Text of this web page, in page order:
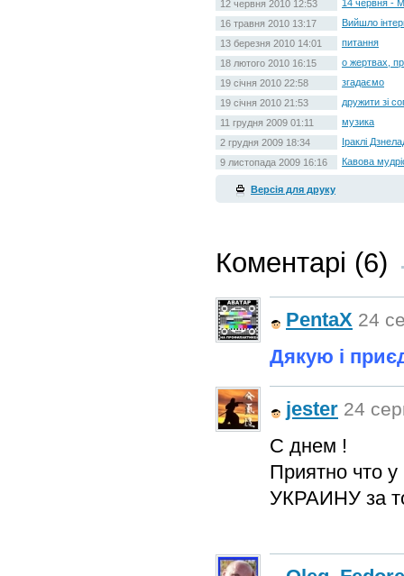
12 червня 2010 12:53
14 червня -
16 травня 2010 13:17
Вийшло
13 березня 2010 14:01
питання
18 лютого 2010 16:15
о жертвах,
19 січня 2010 22:58
згадаємо
19 січня 2010 21:53
дружити зі
11 грудня 2009 01:11
музика
2 грудня 2009 18:34
Іраклі
9 листопада 2009 16:16
Кавова
Версія для друку
Коментарі (6)
PentaX 24
Дякую і
jester 24
С днем !
Приятно что
УКРАИНУ за